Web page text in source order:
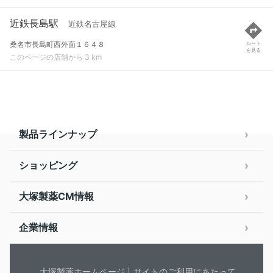
近鉄長島駅 近鉄名古屋線
桑名市長島町西外面１６４８
このページの店舗から 3 km
ルート
を見る
製品ラインナップ
ショッピング
大塚製薬CM情報
企業情報